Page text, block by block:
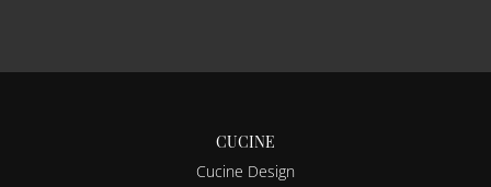
CUCINE
Cucine Design